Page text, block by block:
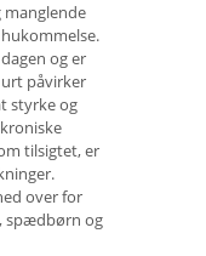
manglende
og er
påvirker
styrke og
tilsigtet, er
over for
spædbørn og